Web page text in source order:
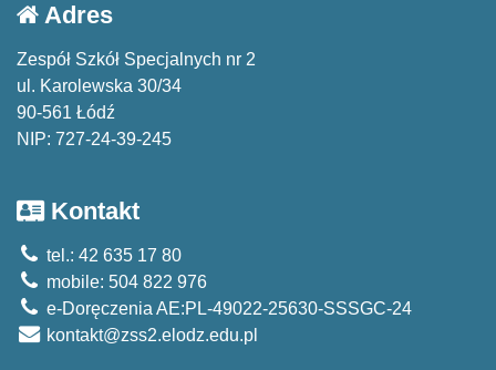
Adres
Zespół Szkół Specjalnych nr 2
ul. Karolewska 30/34
90-561 Łódź
NIP: 727-24-39-245
Kontakt
tel.: 42 635 17 80
mobile: 504 822 976
e-Doręczenia AE:PL-49022-25630-SSSGC-24
kontakt@zss2.elodz.edu.pl